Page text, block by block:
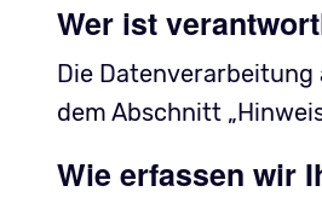
Wer ist
Die
dem Abschnitt
Wie erfassen wir